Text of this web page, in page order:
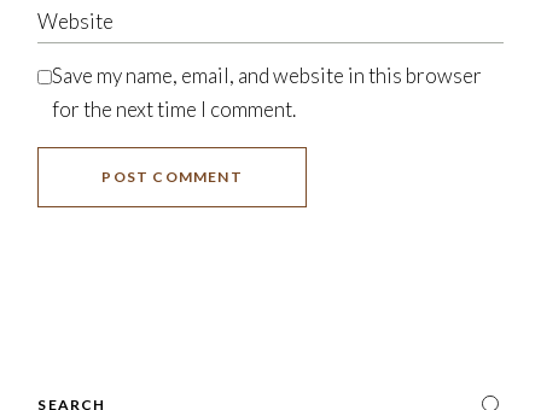
Save my name, email, and website in this browser
for the next time I comment.
POST COMMENT